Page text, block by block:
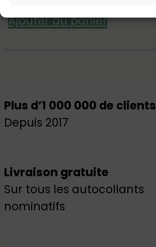
Ajouter au panier
Plus d’1 000 000 de clients
Depuis 2017
Livraison gratuite
Sur tous les autocollants
nominatifs